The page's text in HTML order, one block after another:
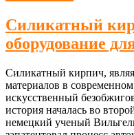
Силикатный
оборудование
Силикатный кирпич,
материалов в современном
искусственный
история началась во
немецкий ученый